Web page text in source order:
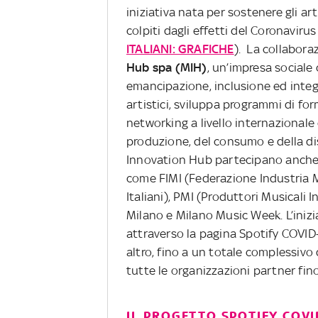
iniziativa nata per sostenere gli
colpiti dagli effetti del
ITALIANI: GRAFICHE). La
Hub spa (MIH), un’impresa
emancipazione, inclusione ed
artistici, sviluppa programmi di
networking a livello
produzione, del consumo e della
Innovation Hub partecipano
come FIMI (Federazione Industria
Italiani), PMI (Produttori Musicali
Milano e Milano Music Week.
attraverso la pagina Spotify
altro, fino a un totale
tutte le organizzazioni partner